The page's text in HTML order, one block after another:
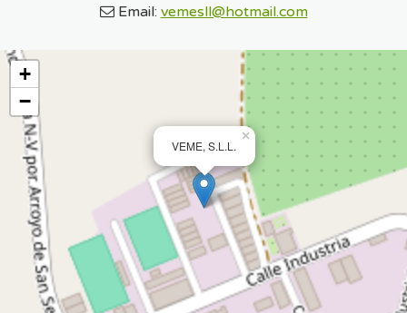
Email: vemesll@hotmail.com
VEME, S.L.L.
×
+
−